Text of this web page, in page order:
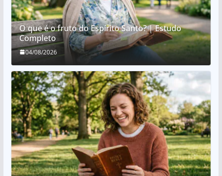
O que é o fruto do Espírito Santo? | Estudo
Completo
04/08/2026